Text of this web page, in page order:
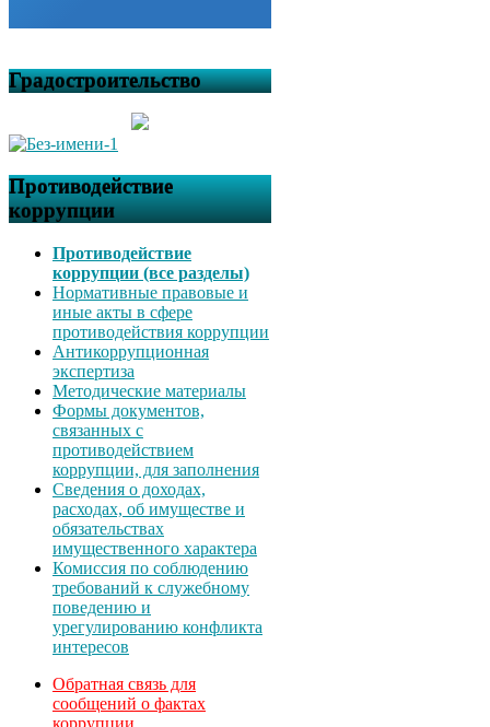
Градостроительство
Противодействие
коррупции
Противодействие
коррупции (все разделы)
Нормативные правовые и
иные акты в сфере
противодействия коррупции
Антикоррупционная
экспертиза
Методические материалы
Формы документов,
связанных с
противодействием
коррупции, для заполнения
Сведения о доходах,
расходах, об имуществе и
обязательствах
имущественного характера
Комиссия по соблюдению
требований к служебному
поведению и
урегулированию конфликта
интересов
Обратная связь для
сообщений о фактах
коррупции